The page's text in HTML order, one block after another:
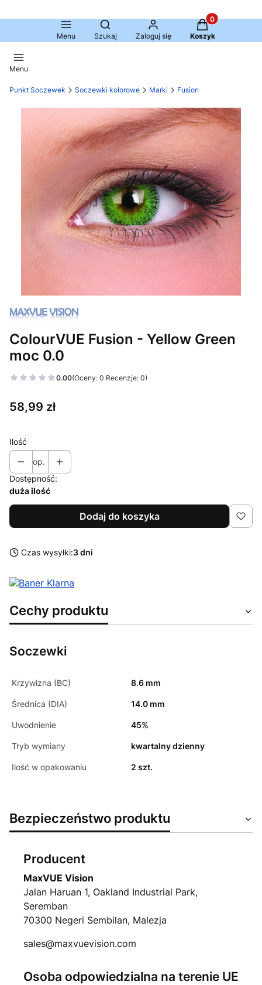
Menu
Otwórz wyszukiwarkę
Szukaj Zaloguj się
Produkty w
Koszyk
Menu
Punkt Soczewek Soczewki kolorowe Marki Fusion
ColourVUE Fusion - Yellow Green
moc 0.0
0.00(Oceny: 0 Recenzje: 0)
Cena
58,99 zł
Ilość
op.
Dostępność:
duża ilość
Dodaj do koszyka
Czas wysyłki:3 dni
Cechy produktu
Soczewki
Krzywizna (BC) 8.6 mm
Średnica (DIA) 14.0 mm
Uwodnienie 45%
Tryb wymiany kwartalny dzienny
Ilość w opakowaniu 2 szt.
Bezpieczeństwo produktu
Producent
MaxVUE Vision
Jalan Haruan 1, Oakland Industrial Park,
Seremban
70300 Negeri Sembilan, Malezja
sales@maxvuevision.com
Osoba odpowiedzialna na terenie UE